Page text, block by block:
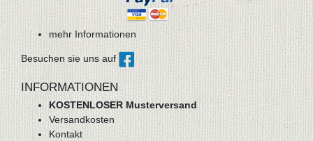
mehr Informationen
Besuchen sie uns auf
INFORMATIONEN
KOSTENLOSER Musterversand
Versandkosten
Kontakt